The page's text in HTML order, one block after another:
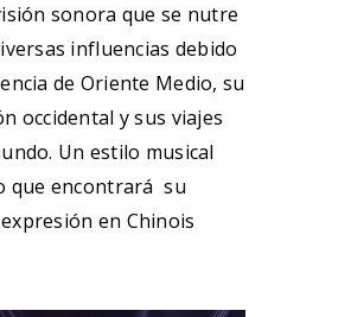
sonora que se nutre
influencias debido
de Oriente Medio, su
occidental y sus viajes
Un estilo musical
que encontrará su
en Chinois